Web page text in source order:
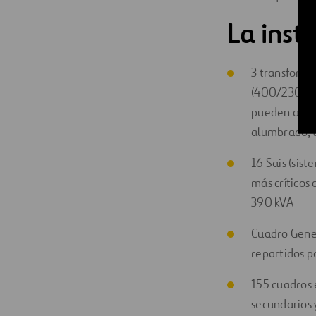
La
3
(400/230 V)
pueden
alumbrado,
16 Sais
más
390 kVA
Cuadro
repartidos
155
secundarios